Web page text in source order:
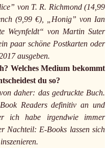
von T. R. Richmond (14,99
(9,99 €), „Honig” von Ian
Weynfeldt“ von Martin Suter
paar schöne Postkarten oder
ausgeben.
Welches Medium bekommt
du so?
daher: das gedruckte Buch.
Readers definitiv an und
ich habe irgendwie immer
Nachteil: E-Books lassen sich